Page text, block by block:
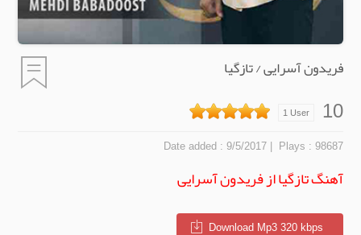
فریدون آسرایی / تازگیا
10
1 User
Plays : 98687
| Date added : 9/5/2017
آهنگ تازگیا از فریدون آسرایی
Download Mp3 320 kbps